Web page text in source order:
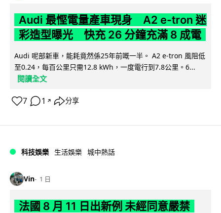
Audi 最慳電量產車現身 A2 e-tron 迷
彩造型曝光 快充 26 分鐘充滿 8 成電
Audi 呢部新車，能耗竟然係25年前嘅一半。 A2 e-tron 風阻低
至0.24，每百公里只需12.8 kWh，一度電行到7.8公里。6...
閱讀全文
7 1 ↗ 分享
科技娛樂 生活娛樂 城中熱話
Vin 1 日
法國 8 月 11 日出新例 未經同意嚴禁